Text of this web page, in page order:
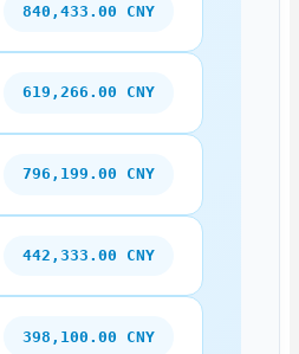
840,433.00 CNY
619,266.00 CNY
796,199.00 CNY
442,333.00 CNY
398,100.00 CNY